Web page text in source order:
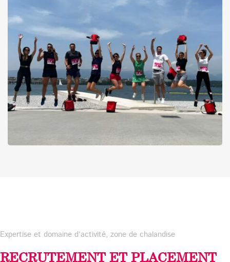
Expertise et domaine d’activité, zone de chalandise
RECRUTEMENT ET PLACEMENT